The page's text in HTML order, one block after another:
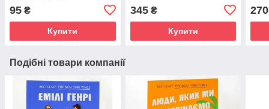
95 ₴
Купити
345₴
Купити
270
Подібні товари компанії